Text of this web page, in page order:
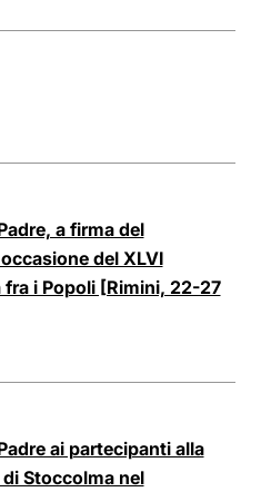
a firma del
del XLVI
fra i Popoli [Rimini, 22-27
ai partecipanti alla
Stoccolma nel